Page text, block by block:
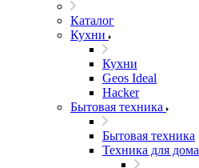
Каталог
Кухни
Кухни
Geos Ideal
Hacker
Бытовая техника
Бытовая техника
Техника для дома